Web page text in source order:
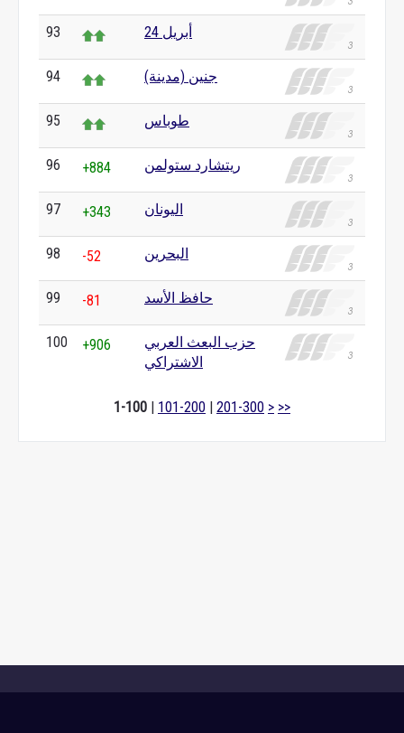
93 24 أبريل
94 جنين (مدينة)
95 طوباس
96 +884 ريتشارد ستولمن
97 +343 اليونان
98 -52 البحرين
99 -81 حافظ الأسد
100 +906
حزب البعث العربي
الاشتراكي
1-100 | 101-200 | 201-300 > >>